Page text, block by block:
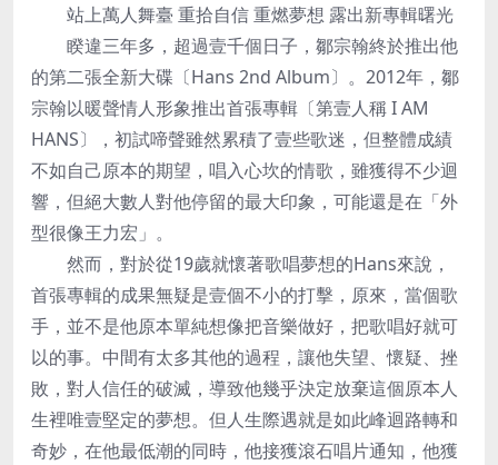
站上萬人舞臺 重拾自信 重燃夢想 露出新專輯曙光
睽違三年多，超過壹千個日子，鄒宗翰終於推出他
的第二張全新大碟〔Hans 2nd Album〕。2012年，鄒
宗翰以暖聲情人形象推出首張專輯〔第壹人稱 I AM
HANS〕，初試啼聲雖然累積了壹些歌迷，但整體成績
不如自己原本的期望，唱入心坎的情歌，雖獲得不少迴
響，但絕大數人對他停留的最大印象，可能還是在「外
型很像王力宏」。
然而，對於從19歲就懷著歌唱夢想的Hans來說，
首張專輯的成果無疑是壹個不小的打擊，原來，當個歌
手，並不是他原本單純想像把音樂做好，把歌唱好就可
以的事。中間有太多其他的過程，讓他失望、懷疑、挫
敗，對人信任的破滅，導致他幾乎決定放棄這個原本人
生裡唯壹堅定的夢想。但人生際遇就是如此峰迴路轉和
奇妙，在他最低潮的同時，他接獲滾石唱片通知，他獲